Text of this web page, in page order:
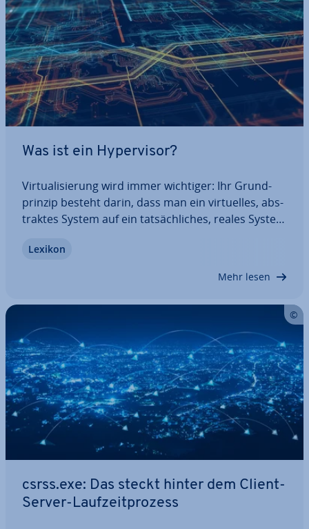
Was ist ein Hy­per­vi­sor?
Vir­tua­li­sie­rung wird immer wichtiger: Ihr Grund­
prin­zip besteht darin, dass man ein vir­tu­el­les, abs­
trak­tes System auf ein tat­säch­li­ches, reales System
lassen sich auf diese Weise abbilden. Um eine Ver­
Lexikon
Mehr lesen
csrss.exe: Das steckt hinter dem Client-
Server-Lauf­zeit­pro­zess